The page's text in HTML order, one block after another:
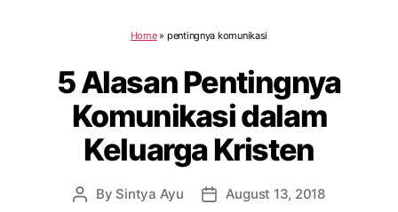
Home» pentingnya komunikasi
5 Alasan Pentingnya
Komunikasi dalam
Keluarga Kristen
Post
By Sintya Ayu
PostAugust 13, 2018